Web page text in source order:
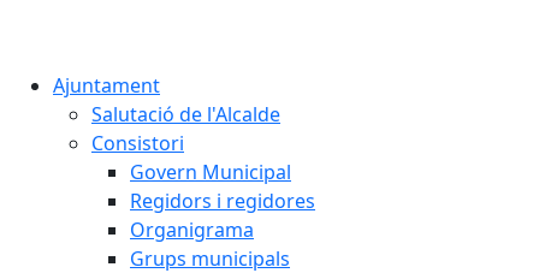
Ajuntament
Salutació de l'Alcalde
Consistori
Govern Municipal
Regidors i regidores
Organigrama
Grups municipals